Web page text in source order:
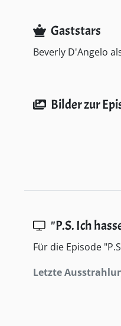
Gaststars
Beverly D'Angelo
Bilder zur
"P.S. Ich
Für die Episode
Letzte